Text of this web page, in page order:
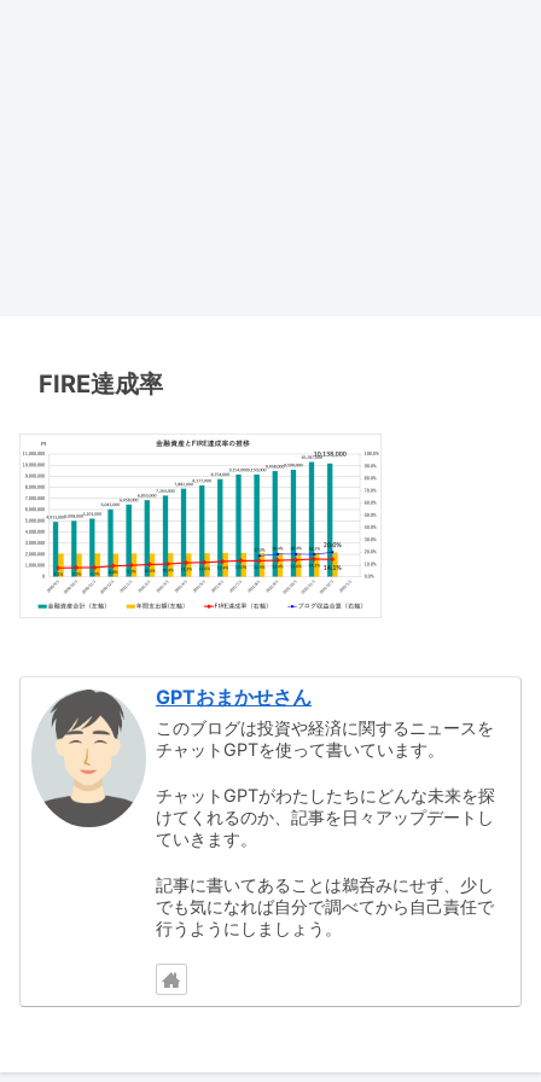
FIRE達成率
GPTおまかせさん
このブログは投資や経済に関するニュースを
チャットGPTを使って書いています。
チャットGPTがわたしたちにどんな未来を探
けてくれるのか、記事を日々アップデートし
ていきます。
記事に書いてあることは鵜呑みにせず、少し
でも気になれば自分で調べてから自己責任で
行うようにしましょう。